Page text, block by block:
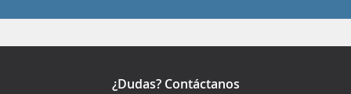
¿Dudas? Contáctanos